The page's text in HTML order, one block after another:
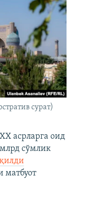
сурат)
асрларга оид
сўмлик
матбуот